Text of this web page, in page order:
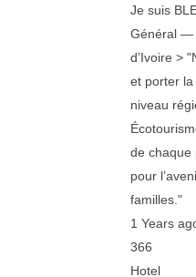
Je suis
Général —
d’Ivoire >
et porter
niveau
de chaque
pour
familles."
1 Years
366
Hotel